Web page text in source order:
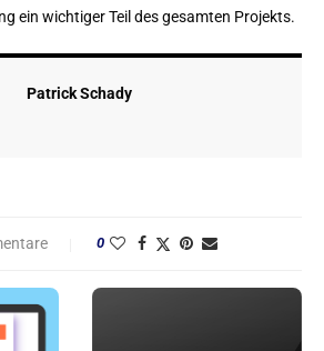
ein wichtiger Teil des gesamten Projekts.
Patrick Schady
0